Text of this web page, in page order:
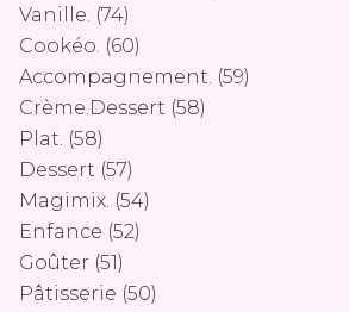
Vanille. (74)
Cookéo. (60)
Accompagnement. (59)
Crème.dessert (58)
Plat. (58)
Dessert (57)
Magimix. (54)
Enfance (52)
Goûter (51)
Pâtisserie (50)